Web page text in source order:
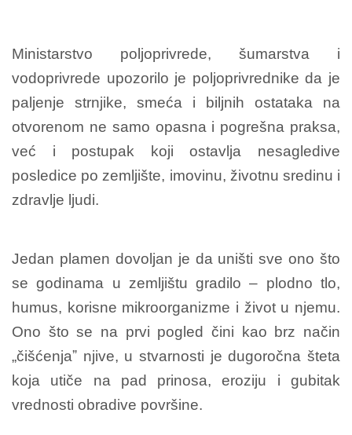
Ministarstvo poljoprivrede, šumarstva i
vodoprivrede upozorilo je poljoprivrednike da je
paljenje strnjike, smeća i biljnih ostataka na
otvorenom ne samo opasna i pogrešna praksa,
već i postupak koji ostavlja nesagledive
posledice po zemljište, imovinu, životnu sredinu i
zdravlje ljudi.
Jedan plamen dovoljan je da uništi sve ono što
se godinama u zemljištu gradilo – plodno tlo,
humus, korisne mikroorganizme i život u njemu.
Ono što se na prvi pogled čini kao brz način
„čišćenjaˮ njive, u stvarnosti je dugoročna šteta
koja utiče na pad prinosa, eroziju i gubitak
vrednosti obradive površine.